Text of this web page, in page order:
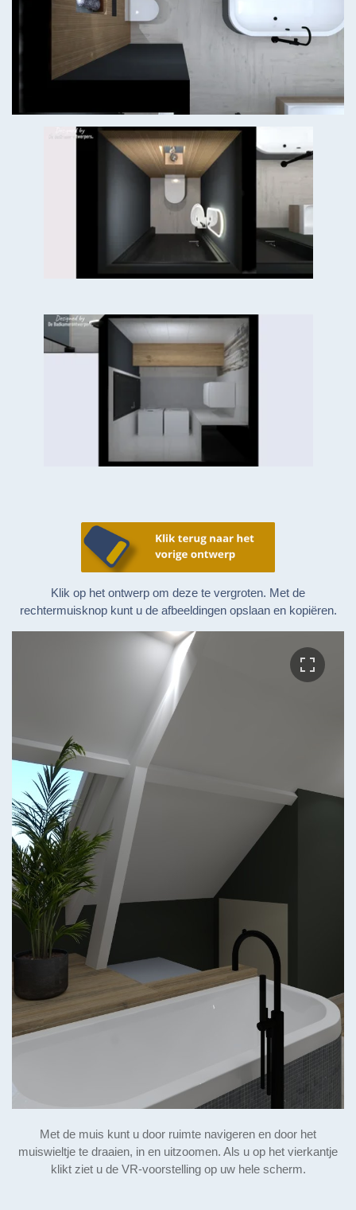
Klik op het ontwerp om deze te vergroten. Met de
rechtermuisknop kunt u de afbeeldingen opslaan en kopiëren.
Met de muis kunt u door ruimte navigeren en door het
muiswieltje te draaien, in en uitzoomen. Als u op het vierkantje
klikt ziet u de VR-voorstelling op uw hele scherm.